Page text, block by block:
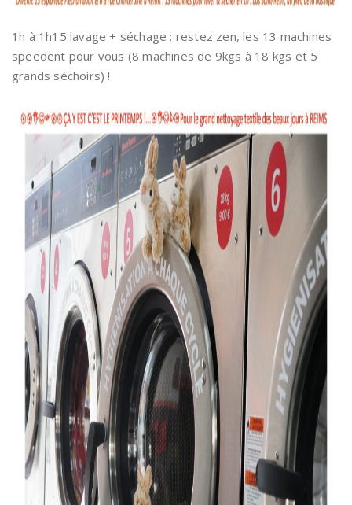
1h à 1h15 lavage + séchage : restez zen, les 13 machines
speedent pour vous (8 machines de 9kgs à 18 kgs et 5
grands séchoirs) !